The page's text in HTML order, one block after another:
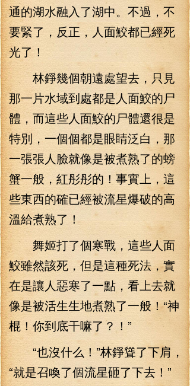
通的湖水融入了湖中。不過，不
要緊了，反正，人面鮫都已經死
光了！
林錚幾個朝遠處望去，只見
那一片水域到處都是人面鮫的尸
體，而這些人面鮫的尸體還很是
特別，一個個都是眼睛泛白，那
一張張人臉就像是被煮熟了的螃
蟹一般，紅彤彤的！事實上，這
些東西的確已經被流星爆破的高
溫給煮熟了！
舞姬打了個寒戰，這些人面
鮫雖然該死，但是這種死法，實
在是讓人惡寒了一點，看上去就
像是被活生生地煮熟了一般！“神
棍！你到底干嘛了？！”
“也沒什么！”林錚聳了下肩，
“就是召喚了個流星砸了下去！”